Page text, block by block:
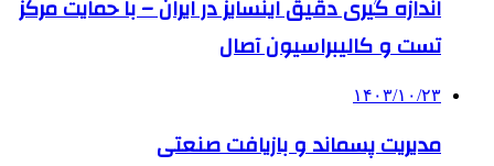
اندازه گیری دقیق اینسایز در ایران – با حمایت مرکز
تست و کالیبراسیون آصال
۱۴۰۳/۱۰/۲۳
مدیریت پسماند و بازیافت صنعتی